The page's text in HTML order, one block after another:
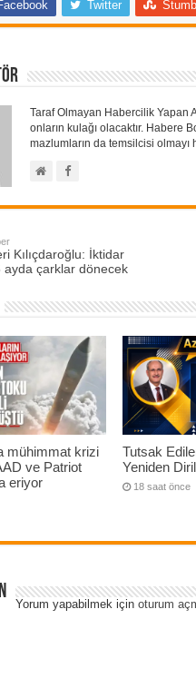
Twitter
Taraf Olmayan Habercilik Yapan
onların kulağı olacaktır. Habere
mazlumların da temsilcisi olmayı
Kılıçdaroğlu: İktidar
ayda çarklar dönecek
mühimmat krizi
ve Patriot
eriyor
Tutsak
Yeniden
18 saat önce
Yorum yapabilmek için oturum